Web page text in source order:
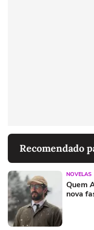
Recomendado
NOVELAS
Quem
nova